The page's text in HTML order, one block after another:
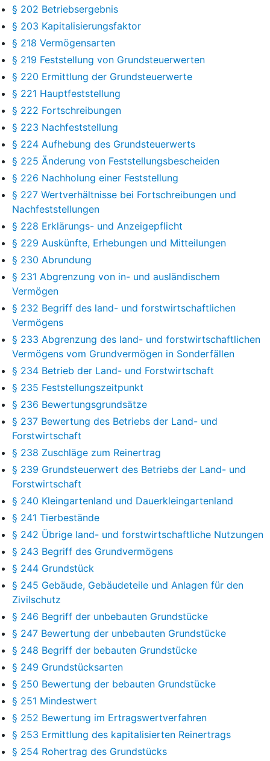
§ 202 Betriebsergebnis
§ 203 Kapitalisierungsfaktor
§ 218 Vermögensarten
§ 219 Feststellung von Grundsteuerwerten
§ 220 Ermittlung der Grundsteuerwerte
§ 221 Hauptfeststellung
§ 222 Fortschreibungen
§ 223 Nachfeststellung
§ 224 Aufhebung des Grundsteuerwerts
§ 225 Änderung von Feststellungsbescheiden
§ 226 Nachholung einer Feststellung
§ 227 Wertverhältnisse bei Fortschreibungen und
Nachfeststellungen
§ 228 Erklärungs- und Anzeigepflicht
§ 229 Auskünfte, Erhebungen und Mitteilungen
§ 230 Abrundung
§ 231 Abgrenzung von in- und ausländischem
Vermögen
§ 232 Begriff des land- und forstwirtschaftlichen
Vermögens
§ 233 Abgrenzung des land- und forstwirtschaftlichen
Vermögens vom Grundvermögen in Sonderfällen
§ 234 Betrieb der Land- und Forstwirtschaft
§ 235 Feststellungszeitpunkt
§ 236 Bewertungsgrundsätze
§ 237 Bewertung des Betriebs der Land- und
Forstwirtschaft
§ 238 Zuschläge zum Reinertrag
§ 239 Grundsteuerwert des Betriebs der Land- und
Forstwirtschaft
§ 240 Kleingartenland und Dauerkleingartenland
§ 241 Tierbestände
§ 242 Übrige land- und forstwirtschaftliche Nutzungen
§ 243 Begriff des Grundvermögens
§ 244 Grundstück
§ 245 Gebäude, Gebäudeteile und Anlagen für den
Zivilschutz
§ 246 Begriff der unbebauten Grundstücke
§ 247 Bewertung der unbebauten Grundstücke
§ 248 Begriff der bebauten Grundstücke
§ 249 Grundstücksarten
§ 250 Bewertung der bebauten Grundstücke
§ 251 Mindestwert
§ 252 Bewertung im Ertragswertverfahren
§ 253 Ermittlung des kapitalisierten Reinertrags
§ 254 Rohertrag des Grundstücks